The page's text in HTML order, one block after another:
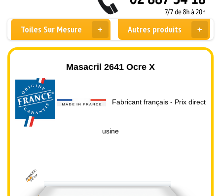
Toiles Sur Mesure Autres produits
Masacril 2641 Ocre X
Fabricant français - Prix direct
usine
AVANCEE:
300cm